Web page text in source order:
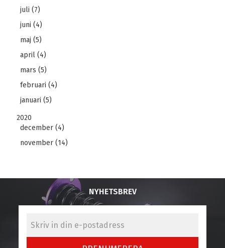
juli (7)
juni (4)
maj (5)
april (4)
mars (5)
februari (4)
januari (5)
2020
december (4)
november (14)
NYHETSBREV